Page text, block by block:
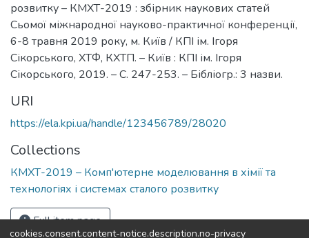
розвитку – КМХТ-2019 : збірник наукових статей
Сьомої міжнародної науково-практичної конференції,
6-8 травня 2019 року, м. Київ / КПІ ім. Ігоря
Сікорського, ХТФ, КХТП. – Київ : КПІ ім. Ігоря
Сікорського, 2019. – С. 247-253. – Бібліогр.: 3 назви.
URI
https://ela.kpi.ua/handle/123456789/28020
Collections
КМХТ-2019 – Комп'ютерне моделювання в хімії та
технологіях і системах сталого розвитку
Full item page
cookies.consent.content-notice.description.no-privacy